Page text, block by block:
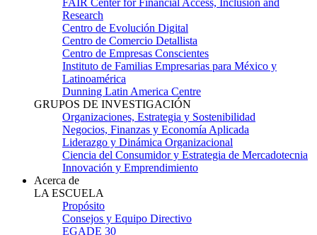
FAIR Center for Financial Access, Inclusion and
Research
Centro de Evolución Digital
Centro de Comercio Detallista
Centro de Empresas Conscientes
Instituto de Familias Empresarias para México y
Latinoamérica
Dunning Latin America Centre
GRUPOS DE INVESTIGACIÓN
Organizaciones, Estrategia y Sostenibilidad
Negocios, Finanzas y Economía Aplicada
Liderazgo y Dinámica Organizacional
Ciencia del Consumidor y Estrategia de Mercadotecnia
Innovación y Emprendimiento
Acerca de
LA ESCUELA
Propósito
Consejos y Equipo Directivo
EGADE 30